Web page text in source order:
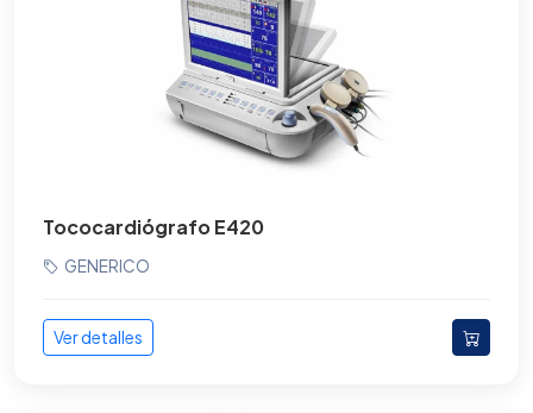
Tococardiógrafo E420
GENERICO
Ver detalles